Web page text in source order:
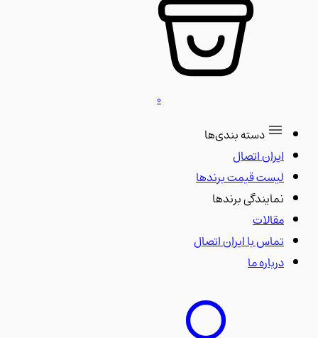
دسته بندی‌ها
ایران اتصال
لیست قیمت برندها
نمایندگی برندها
مقالات
تماس با ایران اتصال
درباره ما